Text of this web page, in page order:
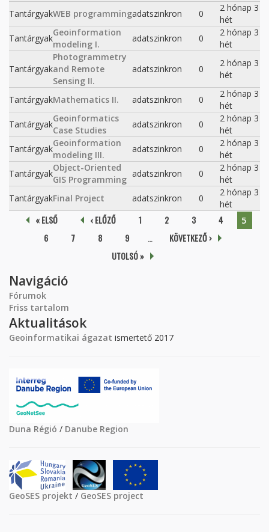
TantárgyakWEB programmingadatszinkron 0
2 hónap 3
hét
Tantárgyak
Geoinformation
modeling I.
adatszinkron 0
2 hónap 3
hét
Tantárgyak
Photogrammetry
and Remote
Sensing II.
adatszinkron 0
2 hónap 3
hét
TantárgyakMathematics II. adatszinkron 0
2 hónap 3
hét
Tantárgyak
Geoinformatics
Case Studies
adatszinkron 0
2 hónap 3
hét
Tantárgyak
Geoinformation
modeling III.
adatszinkron 0
2 hónap 3
hét
Tantárgyak
Object-Oriented
GIS Programming
adatszinkron 0
2 hónap 3
hét
TantárgyakFinal Project adatszinkron 0
2 hónap 3
hét
Oldalak
« ELSŐ ‹ ELŐZŐ 1 2 3 4 5
6 7 8 9
KÖVETKEZŐ ›
UTOLSÓ »
Navigáció
Fórumok
Friss tartalom
Aktualitások
Geoinformatikai ágazat ismertető 2017
Duna Régió / Danube Region
GeoSES projekt / GeoSES project